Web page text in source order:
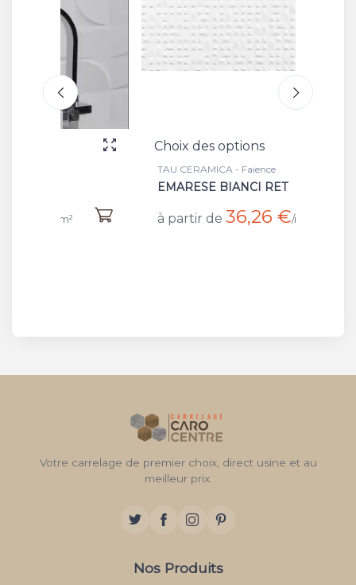
Choix des options
TAU CERAMICA - Faience
EMARESE BIANCI RET
à partir de 36,26 € /m²
Votre carrelage de premier choix, direct usine et au
meilleur prix.
Nos Produits